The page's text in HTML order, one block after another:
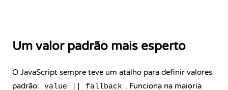
Um valor padrão mais esperto
O JavaScript sempre teve um atalho para definir valores
padrão:
value || fallback . Funciona na maioria